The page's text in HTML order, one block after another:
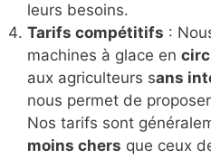
leurs besoins.
Tarifs compétitifs :
machines à glace en
aux agriculteurs sans
nous permet de
Nos tarifs sont
moins chers que ceux